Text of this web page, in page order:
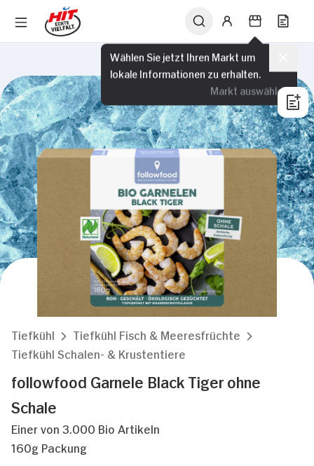
Wählen Sie jetzt Ihren Markt um
lokale Informationen zu erhalten.
Markt auswählen
Tiefkühl
Tiefkühl Fisch & Meeresfrüchte
Tiefkühl Schalen- & Krustentiere
followfood Garnele Black Tiger ohne
Schale
Einer von 3.000 Bio Artikeln
160g Packung